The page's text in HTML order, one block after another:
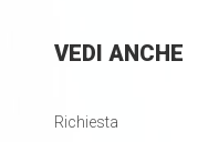
VEDI ANCHE
Richiesta